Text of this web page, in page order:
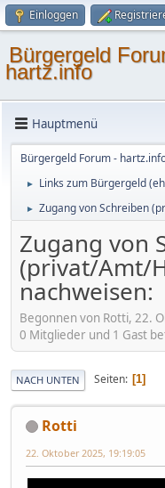
Einloggen
Bürgergeld
hartz.info
Hauptmenü
Bürgergeld Forum -
► Links zum Bürgergeld
► Zugang von Schreiben
Zugang von
(privat/Amt/
nachweisen:
Begonnen von Rotti, 22.
0 Mitglieder und 1 Gast
NACH UNTEN Seiten 1
Rotti
22. Oktober 2025, 19:19:05